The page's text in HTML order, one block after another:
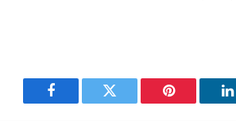
Facebook Twitter Pinterest